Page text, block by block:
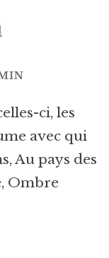
ci, les
avec qui
Au pays des
Ombre